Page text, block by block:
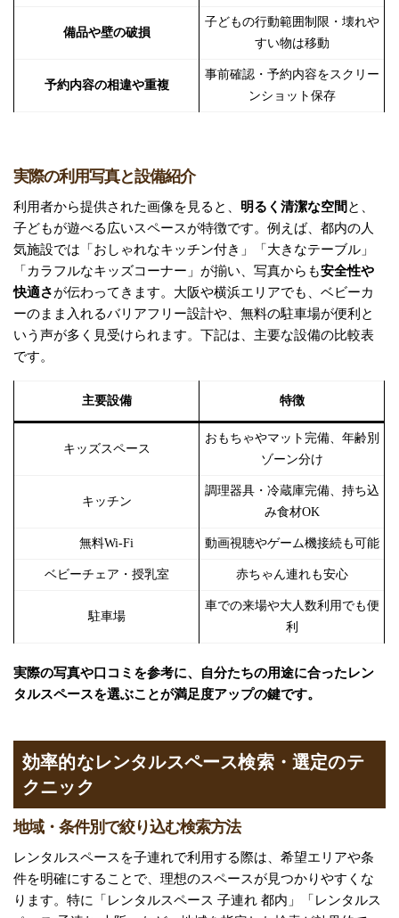
備品や壁の破損
子どもの行動範囲制限・壊れや
すい物は移動
予約内容の相違や重複
事前確認・予約内容をスクリー
ンショット保存
実際の利用写真と設備紹介
利用者から提供された画像を見ると、 明るく清潔な空間 と、
子どもが遊べる広いスペースが特徴です。例えば、都内の人
気施設では「おしゃれなキッチン付き」「大きなテーブル」
「カラフルなキッズコーナー」が揃い、写真からも安全性や
快適さが伝わってきます。大阪や横浜エリアでも、ベビーカ
ーのまま入れるバリアフリー設計や、無料の駐車場が便利と
いう声が多く見受けられます。下記は、主要な設備の比較表
です。
主要設備 特徴
キッズスペース
おもちゃやマット完備、年齢別
ゾーン分け
キッチン
調理器具・冷蔵庫完備、持ち込
み食材OK
無料Wi-Fi 動画視聴やゲーム機接続も可能
ベビーチェア・授乳室 赤ちゃん連れも安心
駐車場
車での来場や大人数利用でも便
利
実際の写真や口コミを参考に、自分たちの用途に合ったレン
タルスペースを選ぶことが満足度アップの鍵です。
効率的なレンタルスペース検索・選定のテ
クニック
地域・条件別で絞り込む検索方法
レンタルスペースを子連れで利用する際は、希望エリアや条
件を明確にすることで、理想のスペースが見つかりやすくな
ります。特に「レンタルスペース 子連れ 都内」「レンタルス